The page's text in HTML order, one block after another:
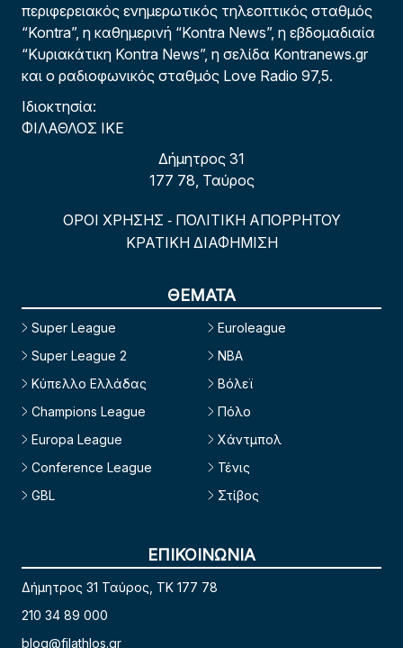
περιφερειακός ενημερωτικός τηλεοπτικός σταθμός
“Kontra”, η καθημερινή “Kontra News”, η εβδομαδιαία
“Κυριακάτικη Kontra News”, η σελίδα Kontranews.gr
και ο ραδιοφωνικός σταθμός Love Radio 97,5.
Ιδιοκτησία:
ΦΙΛΑΘΛΟΣ ΙΚΕ
Δήμητρος 31
177 78, Ταύρος
ΟΡΟΙ ΧΡΗΣΗΣ - ΠΟΛΙΤΙΚΗ ΑΠΟΡΡΗΤΟΥ
ΚΡΑΤΙΚΗ ΔΙΑΦΗΜΙΣΗ
ΘΕΜΑΤΑ
Super League
Super League 2
Κύπελλο Ελλάδας
Champions League
Europa League
Conference League
GBL
Euroleague
NBA
Βόλεϊ
Πόλο
Χάντμπολ
Τένις
Στίβος
ΕΠΙΚΟΙΝΩΝΙΑ
Δήμητρος 31 Ταύρος, TK 177 78
210 34 89 000
blog@filathlos.gr